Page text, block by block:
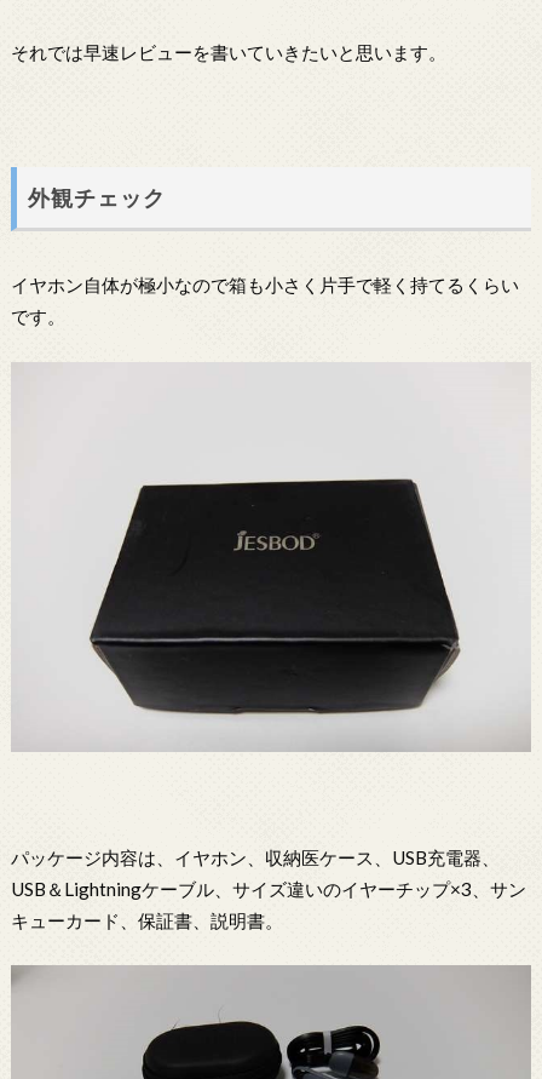
それでは早速レビューを書いていきたいと思います。
外観チェック
イヤホン自体が極小なので箱も小さく片手で軽く持てるくらい
です。
パッケージ内容は、イヤホン、収納医ケース、USB充電器、
USB＆Lightningケーブル、サイズ違いのイヤーチップ×3、サン
キューカード、保証書、説明書。